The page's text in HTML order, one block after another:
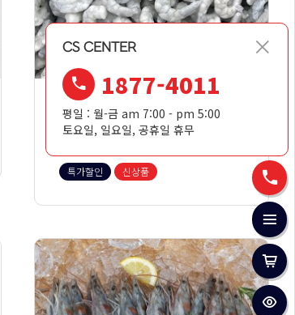
CS CENTER
1877-4011
평일 : 월-금 am 7:00 - pm 5:00
토요일, 일요일, 공휴일 휴무
생새우살 9kg
105,000원
특가할인 신상품